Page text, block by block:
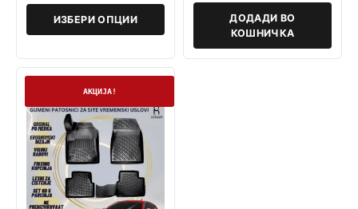
ИЗБЕРИ ОПЦИИ
ДОДАДИ ВО
КОШНИЧКА
АКЦИЈА!